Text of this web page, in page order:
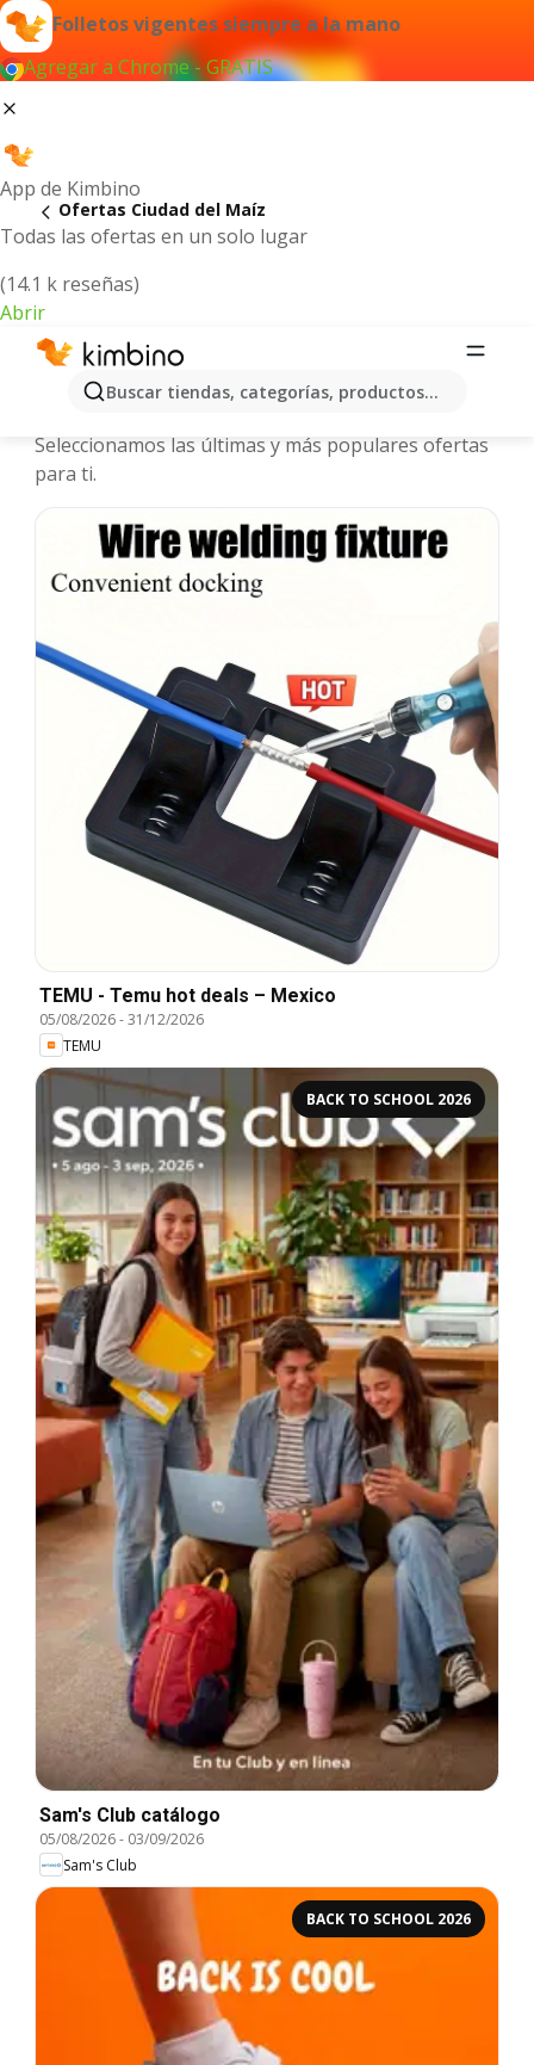
Folletos vigentes siempre a la mano
Agregar a Chrome - GRATIS
App de Kimbino
Todas las ofertas en un solo lugar
(14.1 k reseñas)
Abrir
Buscar tiendas, categorías, productos...
Ofertas Ciudad del Maíz
Ciudad del Maíz - Folletos y ofertas
Seleccionamos las últimas y más populares ofertas
para ti.
TEMU - Temu hot deals – Mexico
05/08/2026-31/12/2026
TEMU
BACK TO SCHOOL 2026
Sam's Club catálogo
05/08/2026- 03/09/2026
Sam's Club
BACK TO SCHOOL 2026